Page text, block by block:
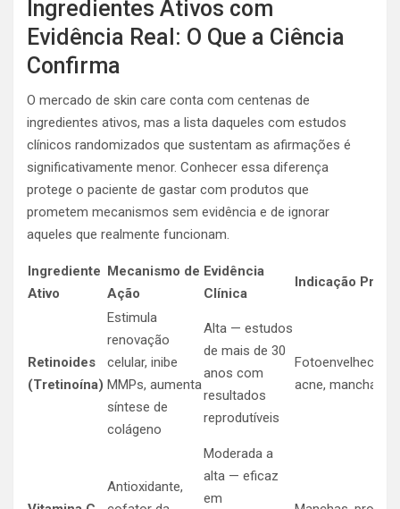
Ingredientes Ativos com
Evidência Real: O Que a Ciência
Confirma
O mercado de skin care conta com centenas de
ingredientes ativos, mas a lista daqueles com estudos
clínicos randomizados que sustentam as afirmações é
significativamente menor. Conhecer essa diferença
protege o paciente de gastar com produtos que
prometem mecanismos sem evidência e de ignorar
aqueles que realmente funcionam.
Ingrediente
Ativo
Mecanismo de
Ação
Evidência
Clínica
Indicação
Retinoides
(Tretinoína)
Estimula
renovação
celular, inibe
MMPs, aumenta
síntese de
colágeno
Alta — estudos
de mais de 30
anos com
resultados
reprodutíveis
acne, manchas
Antioxidante,
Moderada a
alta — eficaz
em